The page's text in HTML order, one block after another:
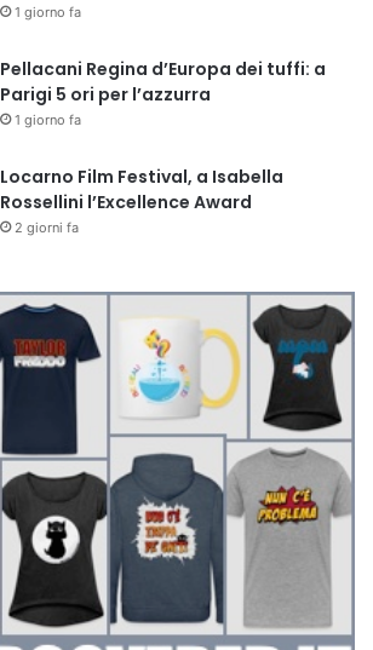
1 giorno fa
Pellacani Regina d’Europa dei tuffi: a
Parigi 5 ori per l’azzurra
1 giorno fa
Locarno Film Festival, a Isabella
Rossellini l’Excellence Award
2 giorni fa